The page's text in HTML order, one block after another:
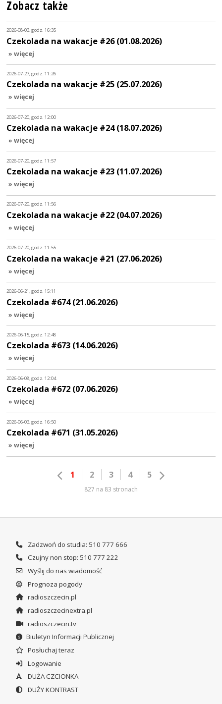
Zobacz także
2026-08-03, godz. 16:35
Czekolada na wakacje #26 (01.08.2026)
» więcej
2026-07-27, godz. 11:26
Czekolada na wakacje #25 (25.07.2026)
» więcej
2026-07-20, godz. 12:00
Czekolada na wakacje #24 (18.07.2026)
» więcej
2026-07-20, godz. 11:57
Czekolada na wakacje #23 (11.07.2026)
» więcej
2026-07-20, godz. 11:56
Czekolada na wakacje #22 (04.07.2026)
» więcej
2026-07-20, godz. 11:55
Czekolada na wakacje #21 (27.06.2026)
» więcej
2026-06-21, godz. 15:11
Czekolada #674 (21.06.2026)
» więcej
2026-06-15, godz. 12:48
Czekolada #673 (14.06.2026)
» więcej
2026-06-08, godz. 12:04
Czekolada #672 (07.06.2026)
» więcej
2026-06-03, godz. 16:50
Czekolada #671 (31.05.2026)
» więcej
1 2 3 4 5
827 na 83 stronach
Zadzwoń do studia: 510 777 666
Czujny non stop: 510 777 222
Wyślij do nas wiadomość
Prognoza pogody
radioszczecin.pl
radioszczecinextra.pl
radioszczecin.tv
Biuletyn Informacji Publicznej
Posłuchaj teraz
Logowanie
DUŻA CZCIONKA
DUŻY KONTRAST